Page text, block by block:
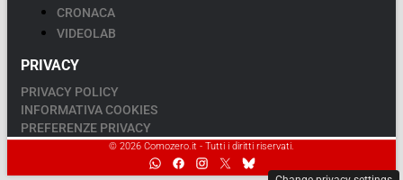
CRONACA
VIDEOLAB
PRIVACY
PRIVACY POLICY
INFORMATIVA COOKIES
PREFERENZE PRIVACY
© 2026 Comozero.it - Tutti i diritti riservati.